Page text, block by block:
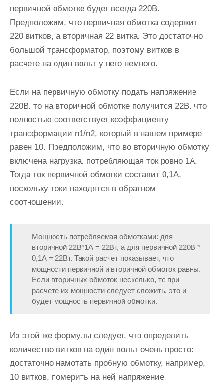
первичной обмотке будет всегда 220В.
Предположим, что первичная обмотка содержит
220 витков, а вторичная 22 витка. Это достаточно
большой трансформатор, поэтому витков в
расчете на один вольт у него немного.
Если на первичную обмотку подать напряжение
220В, то на вторичной обмотке получится 22В, что
полностью соответствует коэффициенту
трансформации n1/n2, который в нашем примере
равен 10. Предположим, что во вторичную обмотку
включена нагрузка, потребляющая ток ровно 1А.
Тогда ток первичной обмотки составит 0,1А,
поскольку токи находятся в обратном
соотношении.
Мощность потребляемая обмотками: для
вторичной 22В*1А = 22Вт, а для первичной 220В *
0,1А = 22Вт. Такой расчет показывает, что
мощности первичной и вторичной обмоток равны.
Если вторичных обмоток несколько, то при
расчете их мощности следует сложить, это и
будет мощность первичной обмотки.
Из этой же формулы следует, что определить
количество витков на один вольт очень просто:
достаточно намотать пробную обмотку, например,
10 витков, померить на ней напряжение,